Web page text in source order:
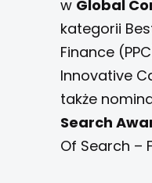
w Global
kategorii
Finance
Innovative
także
Search
Of Search –